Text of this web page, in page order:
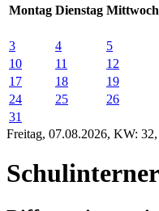
Montag Dienstag Mittwoch
3
4 5
10
11 12
17
18 19
24
25 26
31
Freitag, 07.08.2026, KW: